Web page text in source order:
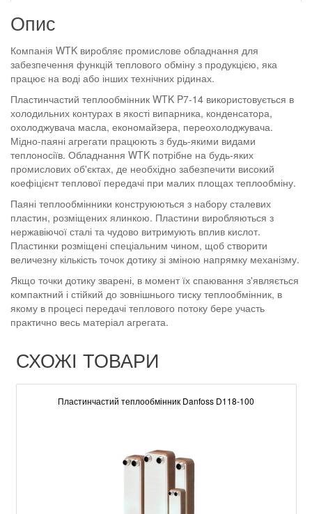
Опис
Компанія WTK виробляє промислове обладнання для
забезпечення функцій теплового обміну з продукцією, яка
працює на воді або інших технічних рідинах.
Пластинчастий теплообмінник WTK P7-14 використовується в
холодильних контурах в якості випарника, конденсатора,
охолоджувача масла, економайзера, переохолоджувача.
Мідно-паяні агрегати працюють з будь-якими видами
теплоносіїв. Обладнання WTK потрібне на будь-яких
промислових об'єктах, де необхідно забезпечити високий
коефіцієнт теплової передачі при малих площах теплообміну.
Паяні теплообмінники конструюються з набору сталевих
пластин, розміщених ялинкою. Пластини виробляються з
нержавіючої сталі та чудово витримують вплив кислот.
Пластинки розміщені спеціальним чином, щоб створити
величезну кількість точок дотику зі зміною напрямку механізму.
Якщо точки дотику зварені, в момент їх спаювання з'являється
компактний і стійкий до зовнішнього тиску теплообмінник, в
якому в процесі передачі теплового потоку бере участь
практично весь матеріал агрегата.
СХОЖІ ТОВАРИ
Пластинчастий теплообмінник Danfoss D118-100